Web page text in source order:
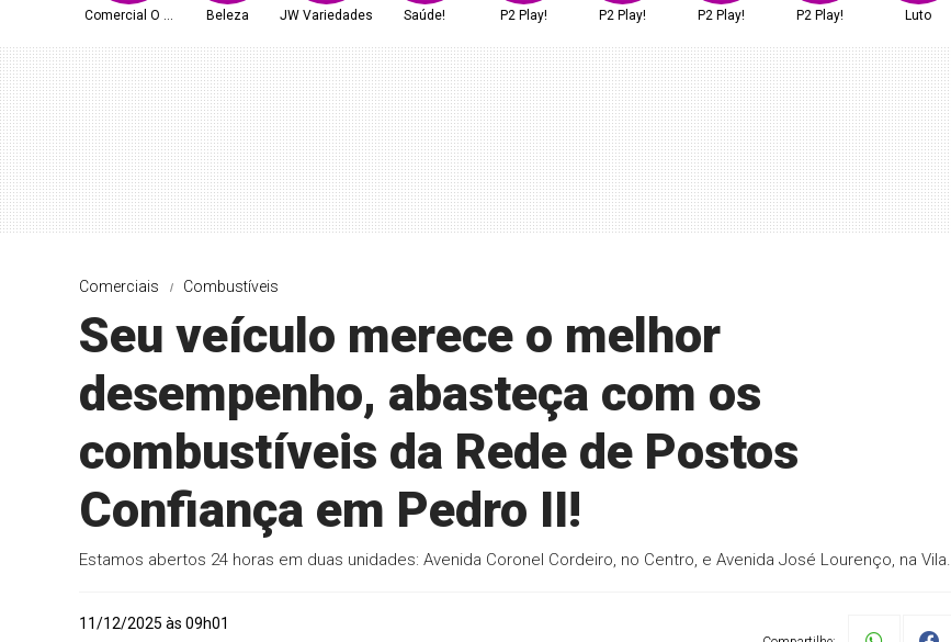
Comercial O FerreiraBeleza JW Variedades Saúde! P2 Play! P2 Play! P2 Play! P2 Play! Luto
Comerciais Combustíveis
Seu veículo merece o melhor
desempenho, abasteça com os
combustíveis da Rede de Postos
Confiança em Pedro II!
Estamos abertos 24 horas em duas unidades: Avenida Coronel Cordeiro, no Centro, e Avenida José Lourenço, na Vila.
11/12/2025 às 09h01